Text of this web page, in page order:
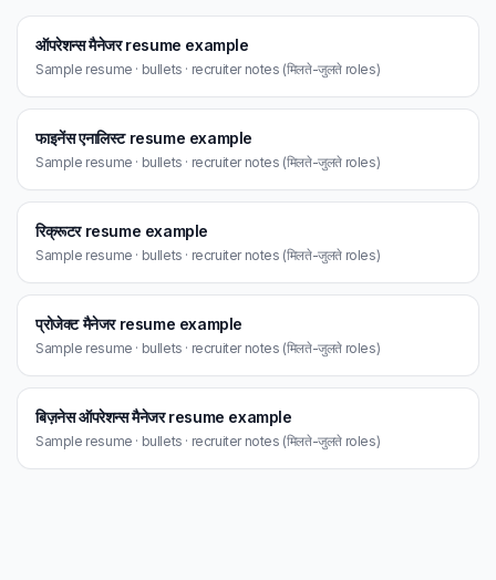
ऑपरेशन्स मैनेजर resume example
Sample resume · bullets · recruiter notes (मिलते-जुलते roles)
फाइनेंस एनालिस्ट resume example
Sample resume · bullets · recruiter notes (मिलते-जुलते roles)
रिक्रूटर resume example
Sample resume · bullets · recruiter notes (मिलते-जुलते roles)
प्रोजेक्ट मैनेजर resume example
Sample resume · bullets · recruiter notes (मिलते-जुलते roles)
बिज़नेस ऑपरेशन्स मैनेजर resume example
Sample resume · bullets · recruiter notes (मिलते-जुलते roles)